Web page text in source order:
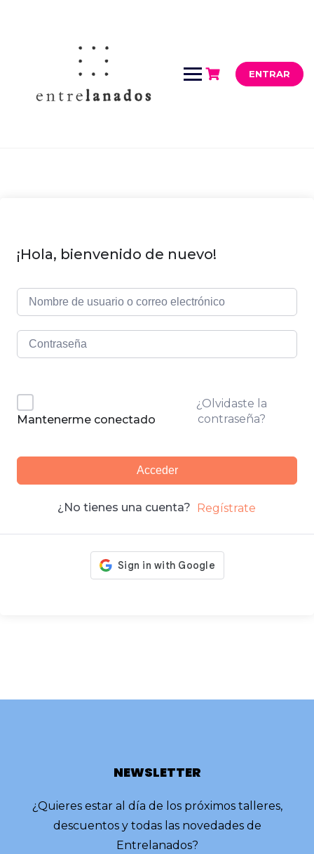
ENTRAR
¡Hola, bienvenido de nuevo!
Mantenerme conectado
¿Olvidaste la
contraseña?
Acceder
¿No tienes una cuenta? Regístrate
NEWSLETTER
¿Quieres estar al día de los próximos talleres,
descuentos y todas las novedades de
Entrelanados?